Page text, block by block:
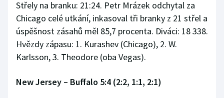
Střely na branku: 21:24. Petr Mrázek odchytal za
Chicago celé utkání, inkasoval tři branky z 21 střel a
úspěšnost zásahů měl 85,7 procenta. Diváci: 18 338.
Hvězdy zápasu: 1. Kurashev (Chicago), 2. W.
Karlsson, 3. Theodore (oba Vegas).
New Jersey – Buffalo 5:4 (2:2, 1:1, 2:1)